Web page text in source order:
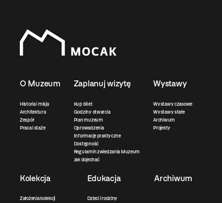
O Muzeum
Historia i misja
Architektura
Zespół
Praca i staże
Zaplanuj wizytę
Kup bilet
Godziny otwarcia
Plan muzeum
Oprowadzenia
Informacje praktyczne
Dostępność
Regulamin zwiedzania Muzeum
Jak dojechać
Wystawy
Wystawy czasowe
Wystawy stałe
Archiwum
Projekty
Kolekcja
Założenia kolekcji
Edukacja
Dzieci i rodziny
Archiwum